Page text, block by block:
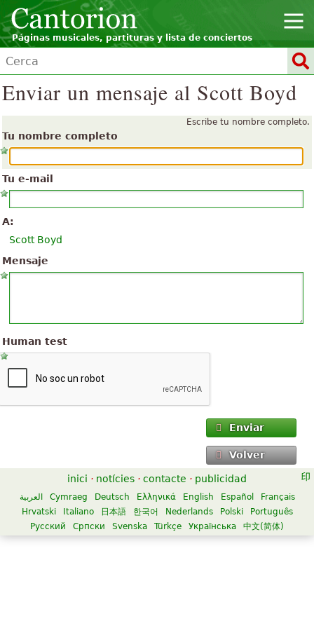
Páginas musicales, partituras y lista de conciertos
Enviar un mensaje al Scott Boyd
Escribe tu nombre completo.
Tu nombre completo
Tu e-mail
A:
Scott Boyd
Mensaje
Human test
Enviar
Volver
inici · notícies · contacte · publicidad
العربية Cymraeg Deutsch Ελληνικά English Español
Français
Hrvatski
Italiano 日本語 한국어 Nederlands Polski
Português
Русский
Српски Svenska Türkçe Українська 中文(简体)